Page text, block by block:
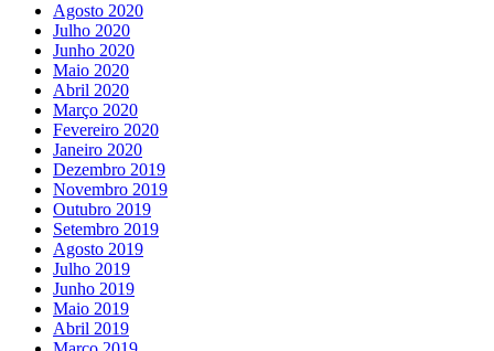
Agosto 2020
Julho 2020
Junho 2020
Maio 2020
Abril 2020
Março 2020
Fevereiro 2020
Janeiro 2020
Dezembro 2019
Novembro 2019
Outubro 2019
Setembro 2019
Agosto 2019
Julho 2019
Junho 2019
Maio 2019
Abril 2019